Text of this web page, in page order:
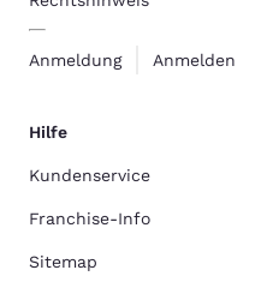
Anmeldung Anmelden
Hilfe
Kundenservice
Franchise-Info
Sitemap